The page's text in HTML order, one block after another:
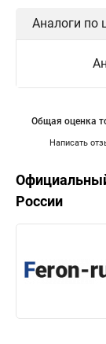
Аналоги по
Написать
Общая оценка
России